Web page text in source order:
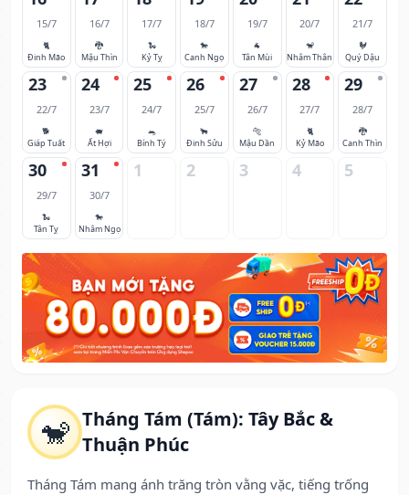
🐒 Tháng Tám (Tám): Tây Bắc &
Thuận Phúc
Tháng Tám mang ánh trăng tròn vằng vặc, tiếng trống
15/7
🐈
Đinh Mão
16/7
🐉
Mậu Thìn
17/7
🐍
Kỷ Tỵ
18/7
🐎
Canh Ngọ
19/7
🐐
Tân Mùi
20/7
🐒
Nhâm Thân
21/7
🐓
Quý Dậu
23
22/7
🐕
Giáp Tuất
24
23/7
🐖
Ất Hợi
25
24/7
🐀
Bính Tý
26
25/7
🐂
Đinh Sửu
27
26/7
🐅
Mậu Dần
28
27/7
🐈
Kỷ Mão
29
28/7
🐉
Canh Thìn
30
29/7
🐍
Tân Tỵ
31
30/7
🐎
Nhâm Ngọ
1 2 3 4 5